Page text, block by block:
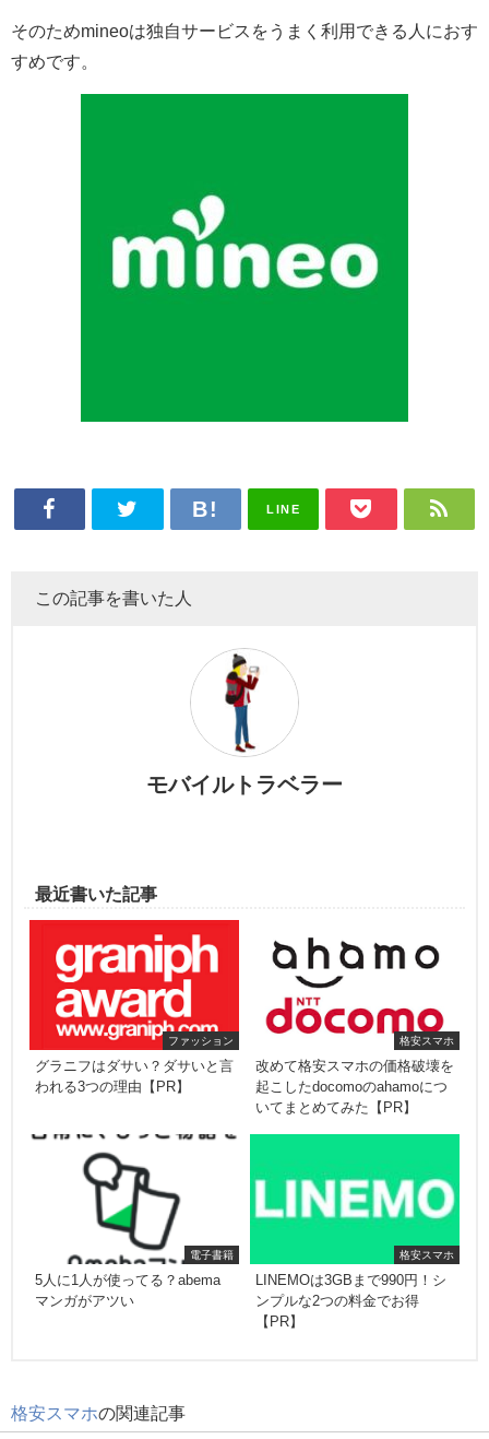
そのためmineoは独自サービスをうまく利用できる人におす
すめです。
LINE
この記事を書いた人
モバイルトラベラー
最近書いた記事
ファッション
グラニフはダサい？ダサいと言
われる3つの理由【PR】
格安スマホ
改めて格安スマホの価格破壊を
起こしたdocomoのahamoにつ
いてまとめてみた【PR】
電子書籍
5人に1人が使ってる？abema
マンガがアツい
格安スマホ
LINEMOは3GBまで990円！シ
ンプルな2つの料金でお得
【PR】
格安スマホの関連記事